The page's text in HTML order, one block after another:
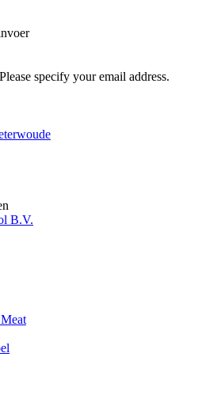
Please specify your email address.